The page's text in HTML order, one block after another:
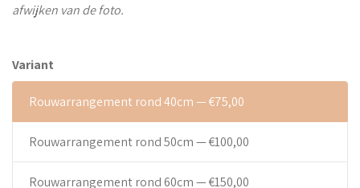
afwijken van de foto.
Variant
Rouwarrangement rond 40cm — €75,00
Rouwarrangement rond 50cm — €100,00
Rouwarrangement rond 60cm — €150,00